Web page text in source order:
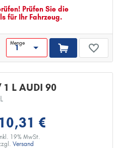
A3/B
Prüfen Sie die
für Ihr Fahrzeug.
Menge
L AUDI 90
10,31 €
19% MwSt.
Versand